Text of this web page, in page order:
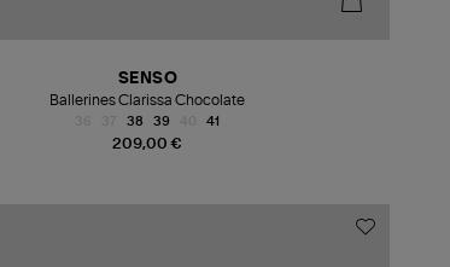
209,00 €
SENSO
Ballerines Clarissa Chocolate
38 39 41